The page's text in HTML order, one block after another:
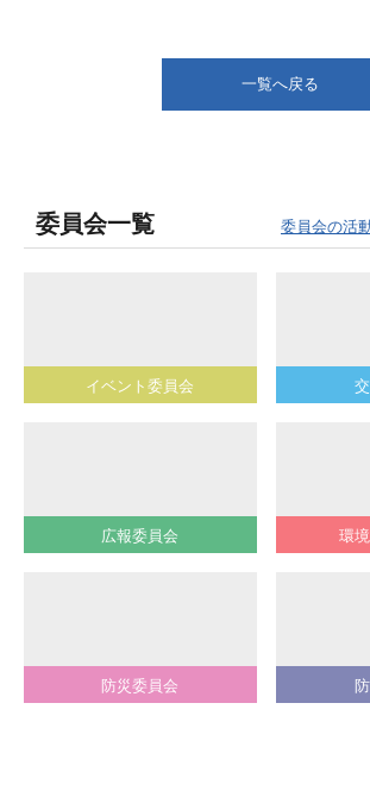
一覧へ戻る
委員会一覧 委員会の活
イベント委員会
広報委員会 環
防災委員会